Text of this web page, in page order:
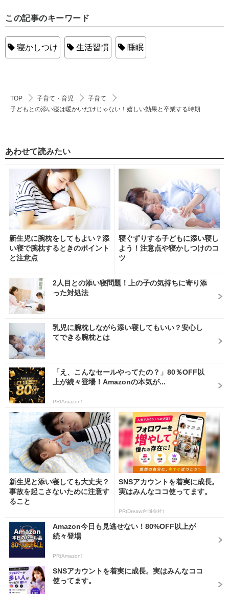
この記事のキーワード
寝かしつけ 生活習慣 睡眠
TOP 子育て・育児
子育て
子どもとの添い寝は暖かいだけじゃない！嬉しい効果と卒業する時期
あわせて読みたい
新生児に腕枕をしてもよい？添
い寝で腕枕するときのポイント
と注意点
寝ぐずりする子どもに添い寝し
よう！注意点や寝かしつけのコ
ツ
2人目との添い寝問題！上の子の気持ちに寄り添
った対処法
乳児に腕枕しながら添い寝してもいい？安心し
てできる腕枕とは
「え、こんなセールやってたの？」80％OFF以
上が続々登場！Amazonの本気が...
PR(Amazon)
新生児と添い寝しても大丈夫？
事故を起こさないために注意す
ること
SNSアカウントを着実に成長。
実はみんなココ使ってます。
PR(Dreaw合同会社)
Amazon今日も見逃せない！80%OFF以上が
続々登場
PR(Amazon)
SNSアカウントを着実に成長。実はみんなココ
使ってます。